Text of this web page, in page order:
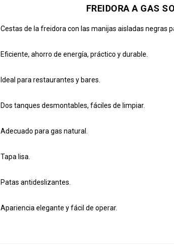
FREIDORA A GAS
Cestas de la freidora con las manijas aisladas negras
Eficiente, ahorro de energía, práctico y durable.
Ideal para restaurantes y bares.
Dos tanques desmontables, fáciles de limpiar.
Adecuado para gas natural.
Tapa lisa.
Patas antideslizantes.
Apariencia elegante y fácil de operar.